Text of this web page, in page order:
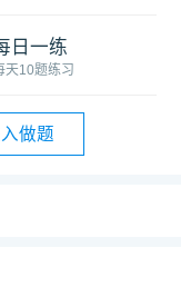
日一练
天10题练习
做题